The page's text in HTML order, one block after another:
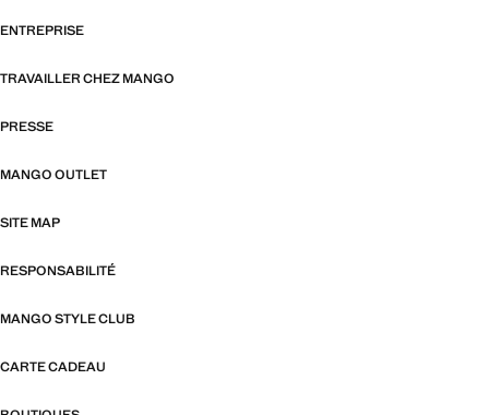
ENTREPRISE
TRAVAILLER CHEZ MANGO
PRESSE
MANGO OUTLET
SITE MAP
RESPONSABILITÉ
MANGO STYLE CLUB
CARTE CADEAU